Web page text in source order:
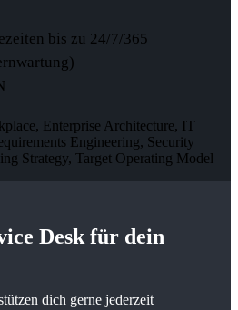
bis zu 24/7/365
Enterprise Architecture, IT
Engineering, Security
Strategy, Target Operating Model
Deskfür dein
dich gerne jederzeit